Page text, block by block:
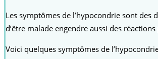
Les symptômes de l’hypocondrie sont
d’être malade engendre aussi des
Voici quelques symptômes de